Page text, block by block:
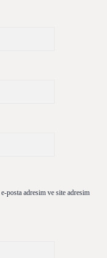
posta adresim ve site adresim